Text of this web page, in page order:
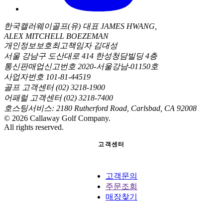
한국캘러웨이골프(유) 대표 JAMES HWANG,
ALEX MITCHELL BOEZEMAN
개인정보보호최고책임자 김대성
서울 강남구 도산대로 414 한성청담빌딩 4층
통신판매업신고번호 2020-서울강남-01150호
사업자번호 101-81-44519
골프 고객센터 (02) 3218-1900
어패럴 고객센터 (02) 3218-7400
호스팅서비스: 2180 Rutherford Road, Carlsbad, CA 92008
© 2026 Callaway Golf Company.
All rights reserved.
고객센터
고객문의
주문조회
매장찾기